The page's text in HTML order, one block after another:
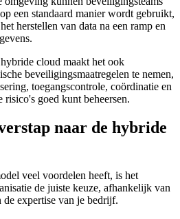
een standaard manier wordt gebruikt,
herstellen van data na een ramp en
cloud maakt het ook
beveiligingsmaatregelen te nemen,
toegangscontrole, coördinatie en
goed kunt beheersen.
naar de hybride
veel voordelen heeft, is het
de juiste keuze, afhankelijk van
expertise van je bedrijf.